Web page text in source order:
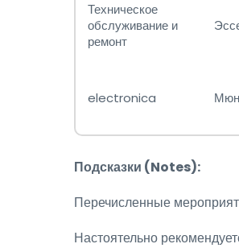
Техническое
обслуживание и
ремонт
electronica
Подсказки (Notes):
Перечисленные
Настоятельно